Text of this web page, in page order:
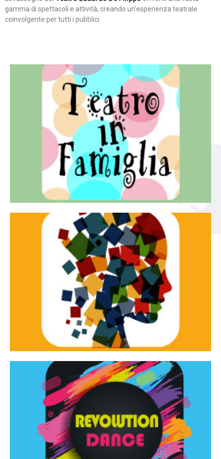
gamma di spettacoli e attività, creando un’esperienza teatrale
coinvolgente per tutti i pubblici.
Teatro in famiglia
Teatro In Famiglia è una rassegna di teatro concepita
per far condividere e godere del teatro all’intera
famiglia.
Continua
Tracce dinamiche
Tracce Dinamiche è una rassegna di teatro
d’innovazione e sperimentale.
Continua
Revolution Dance
Rassegna di danza contemporanea – I Edizione